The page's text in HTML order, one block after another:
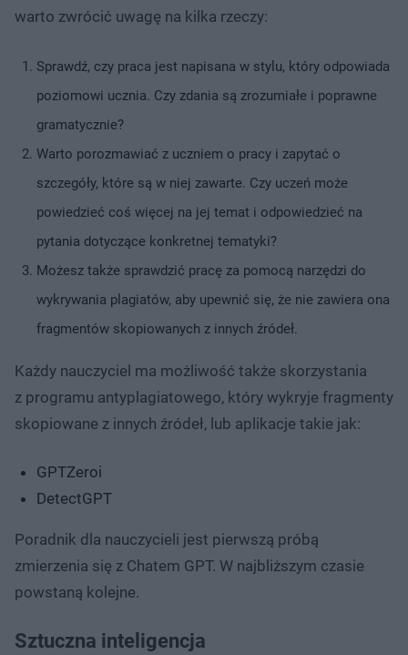
warto zwrócić uwagę na kilka rzeczy:
Sprawdź, czy praca jest napisana w stylu, który odpowiada
poziomowi ucznia. Czy zdania są zrozumiałe i poprawne
gramatycznie?
Warto porozmawiać z uczniem o pracy i zapytać o
szczegóły, które są w niej zawarte. Czy uczeń może
powiedzieć coś więcej na jej temat i odpowiedzieć na
pytania dotyczące konkretnej tematyki?
Możesz także sprawdzić pracę za pomocą narzędzi do
wykrywania plagiatów, aby upewnić się, że nie zawiera ona
fragmentów skopiowanych z innych źródeł.
Każdy nauczyciel ma możliwość także skorzystania
z programu antyplagiatowego, który wykryje fragmenty
skopiowane z innych źródeł, lub aplikacje takie jak:
GPTZeroi
DetectGPT
Poradnik dla nauczycieli jest pierwszą próbą
zmierzenia się z Chatem GPT. W najbliższym czasie
powstaną kolejne.
Sztuczna inteligencja